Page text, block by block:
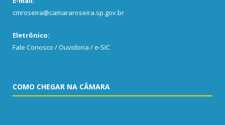
cmroseira@camararoseira.sp.gov.br
Eletrônico:
Fale Conosco / Ouvidoria / e-SIC
COMO CHEGAR NA CÂMARA